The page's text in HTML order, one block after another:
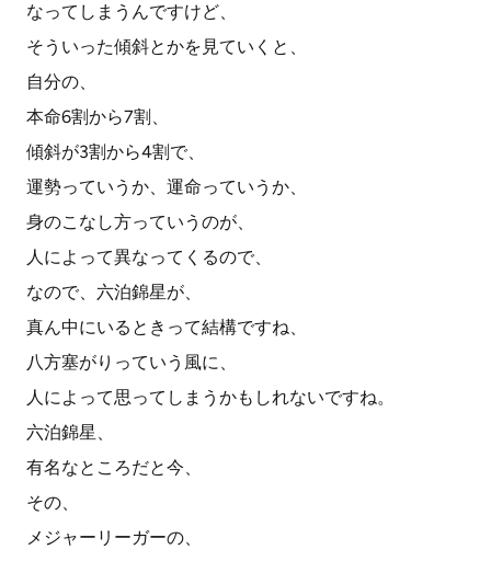
なってしまうんですけど、
そういった傾斜とかを見ていくと、
自分の、
本命6割から7割、
傾斜が3割から4割で、
運勢っていうか、運命っていうか、
身のこなし方っていうのが、
人によって異なってくるので、
なので、六泊錦星が、
真ん中にいるときって結構ですね、
八方塞がりっていう風に、
人によって思ってしまうかもしれないですね。
六泊錦星、
有名なところだと今、
その、
メジャーリーガーの、